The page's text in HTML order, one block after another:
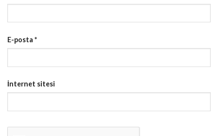
E-posta *
İnternet sitesi